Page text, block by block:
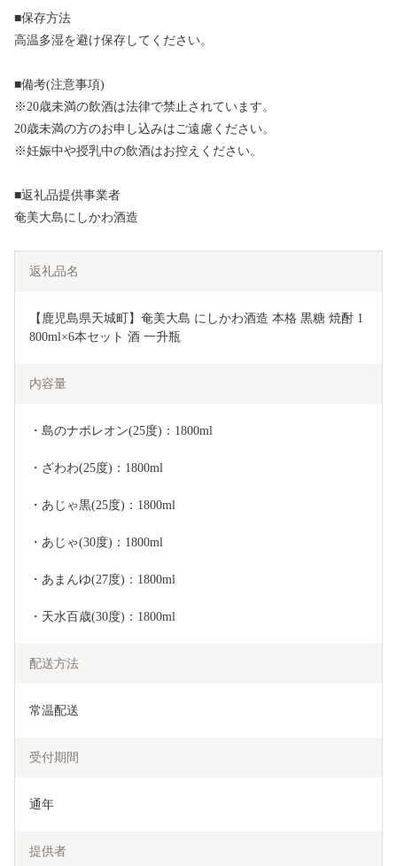
■保存方法
高温多湿を避け保存してください。
■備考(注意事項)
※20歳未満の飲酒は法律で禁止されています。
20歳未満の方のお申し込みはご遠慮ください。
※妊娠中や授乳中の飲酒はお控えください。
■返礼品提供事業者
奄美大島にしかわ酒造
返礼品名
【鹿児島県天城町】奄美大島 にしかわ酒造 本格 黒糖 焼酎 1
800ml×6本セット 酒 一升瓶
内容量
・島のナポレオン(25度)：1800ml
・ざわわ(25度)：1800ml
・あじゃ黒(25度)：1800ml
・あじゃ(30度)：1800ml
・あまんゆ(27度)：1800ml
・天水百歳(30度)：1800ml
配送方法
常温配送
受付期間
通年
提供者